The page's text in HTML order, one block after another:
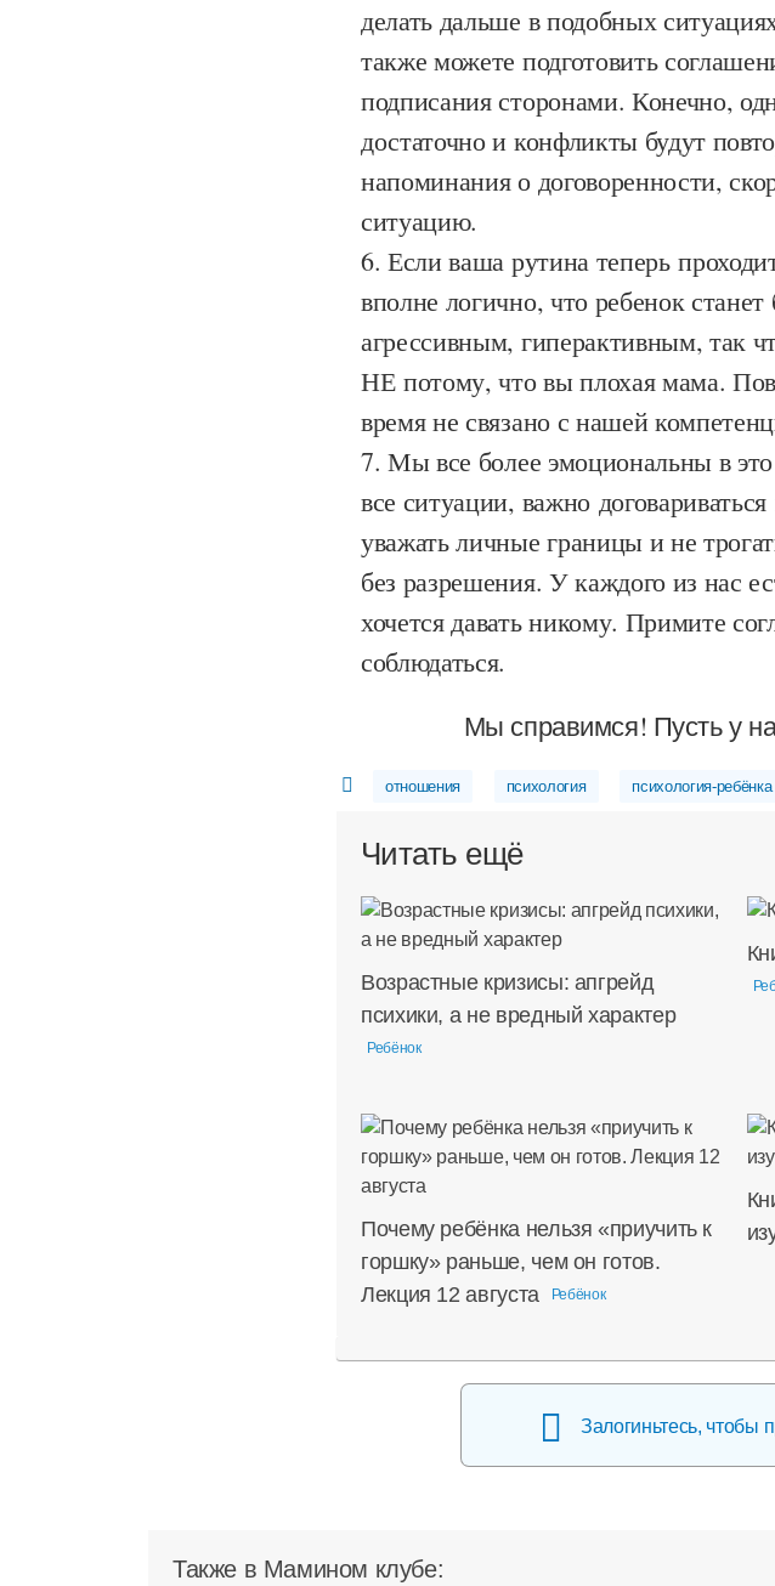
делать дальше в подобных
также можете подготовить
подписания сторонами. Конечно,
достаточно и конфликты будут
напоминания о договоренности,
ситуацию.
Если ваша рутина теперь
вполне логично, что ребенок
агрессивным, гиперактивным, так
НЕ потому, что вы плохая мама.
время не связано с нашей
Мы все более эмоциональны в
все ситуации, важно
уважать личные границы и не
без разрешения. У каждого из нас
хочется давать никому. Примите
соблюдаться.
Мы справимся! Пусть у
отношения психология психология-ребёнка
Читать ещё
Возрастные кризисы: апгрейд
психики, а не вредный характер
Ребёнок
Почему ребёнка нельзя «приучить к
горшку» раньше, чем он готов.
Лекция 12 августа
Ребёнок
Залогиньтесь, чтобы
Также в Мамином клубе: